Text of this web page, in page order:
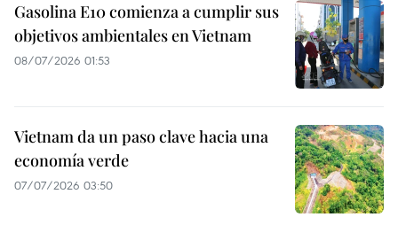
Gasolina E10 comienza a cumplir sus
objetivos ambientales en Vietnam
08/07/2026 01:53
Vietnam da un paso clave hacia una
economía verde
07/07/2026 03:50